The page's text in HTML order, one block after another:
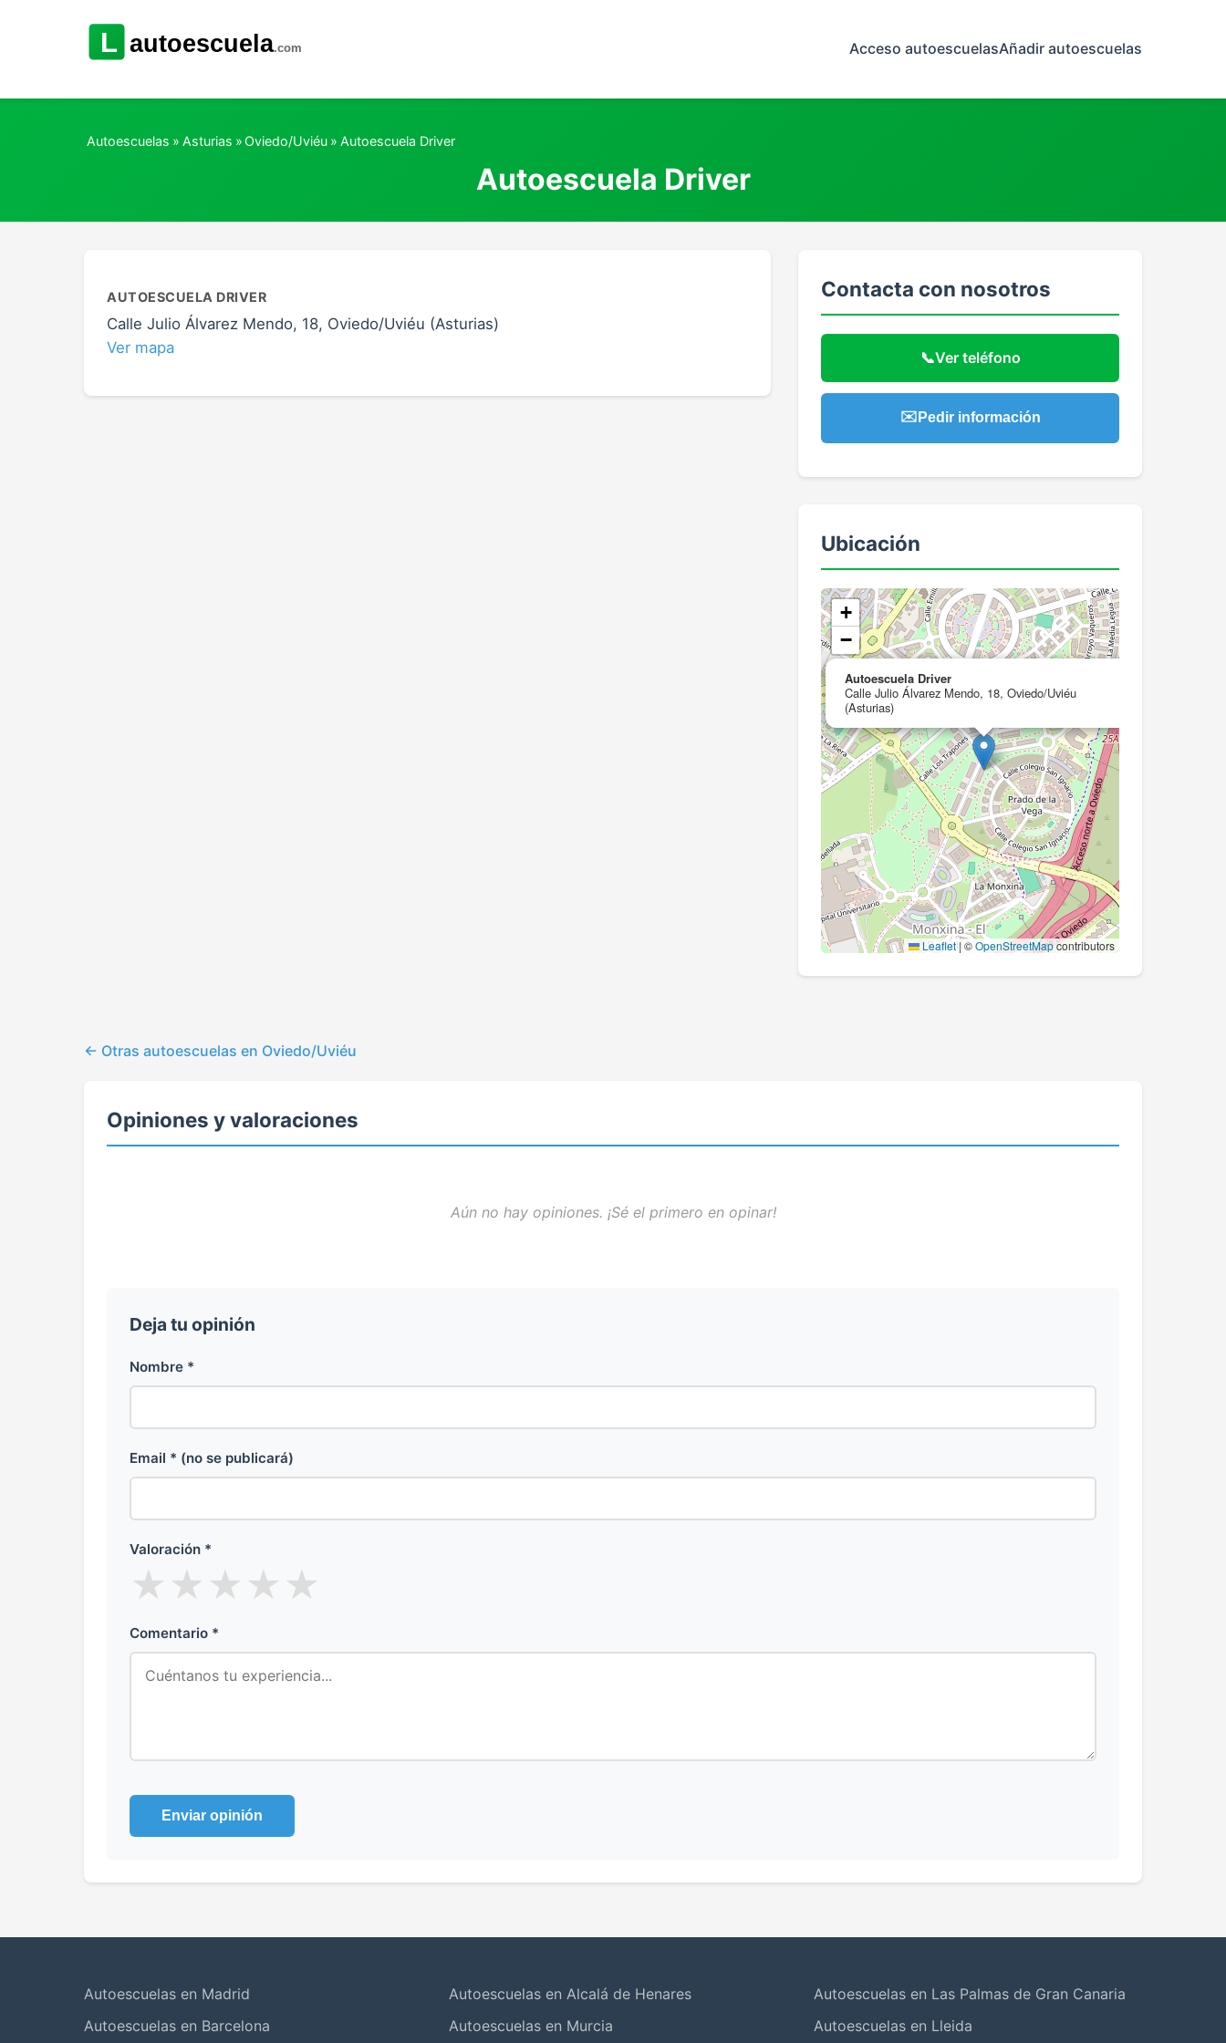
Acceso autoescuelasAñadir autoescuelas
Autoescuelas » Asturias »Oviedo/Uviéu » Autoescuela Driver
Autoescuela Driver
AUTOESCUELA DRIVER
Calle Julio Álvarez Mendo, 18, Oviedo/Uviéu (Asturias)
Ver mapa
Contacta con nosotros
📞Ver teléfono
✉️ Pedir información
Ubicación
Autoescuela Driver
Calle Julio Álvarez Mendo, 18, Oviedo/Uviéu
(Asturias)
+
−
Leaflet|©OpenStreetMapcontributors
Otras autoescuelas en Oviedo/Uviéu
Opiniones y valoraciones
Aún no hay opiniones. ¡Sé el primero en opinar!
Deja tu opinión
Nombre *
Email * (no se publicará)
Valoración *
★
★
★
★
★
Comentario *
Enviar opinión
Autoescuelas en Madrid
Autoescuelas en Barcelona
Autoescuelas en Alcalá de Henares
Autoescuelas en Murcia
Autoescuelas en Las Palmas de Gran Canaria
Autoescuelas en Lleida